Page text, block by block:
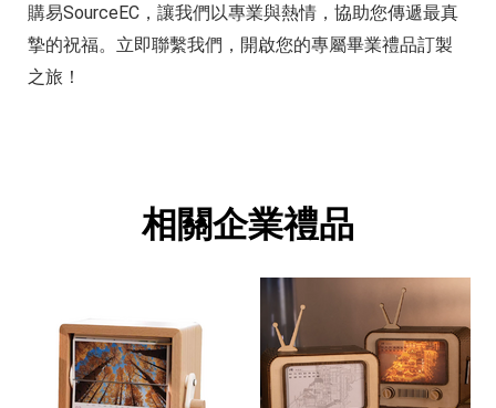
購易SourceEC，讓我們以專業與熱情，協助您傳遞最真
摯的祝福。立即聯繫我們，開啟您的專屬畢業禮品訂製
之旅！
相關企業禮品